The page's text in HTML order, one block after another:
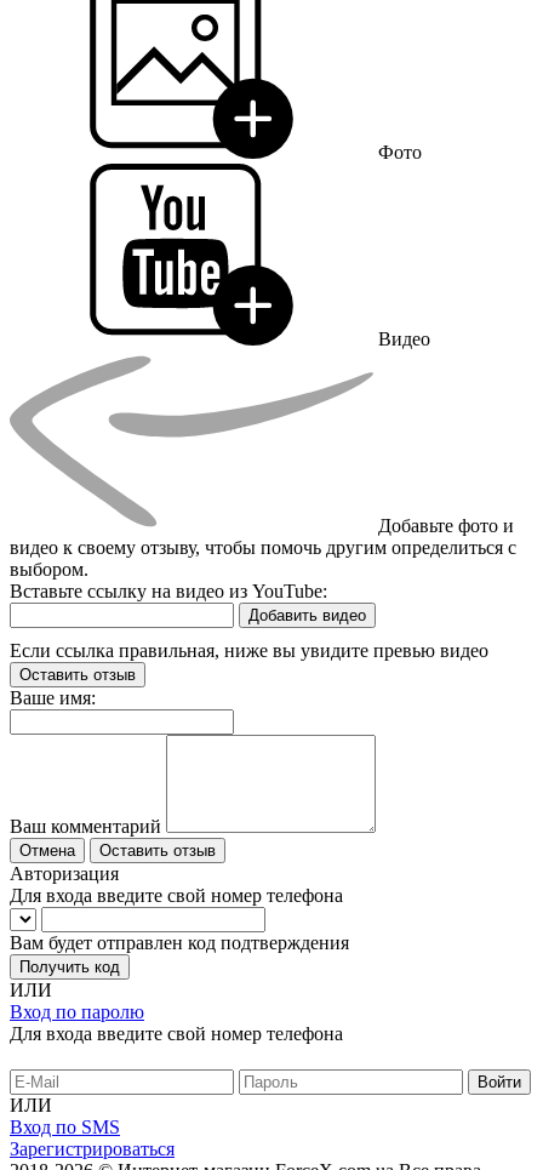
Фото
Видео
Добавьте фото и
видео к своему отзыву, чтобы помочь другим определиться с
выбором.
Вставьте ссылку на видео из YouTube:
Добавить видео
Если ссылка правильная, ниже вы увидите превью видео
Оставить отзыв
Ваше имя:
Ваш комментарий
Отмена Оставить отзыв
Авторизация
Для входа введите свой номер телефона
Вам будет отправлен код подтверждения
Получить код
ИЛИ
Вход по паролю
Для входа введите свой номер телефона
ИЛИ
Вход по SMS
Зарегистрироваться